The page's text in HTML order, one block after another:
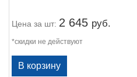
Цена за шт: 2 645 руб.
*скидки не действуют